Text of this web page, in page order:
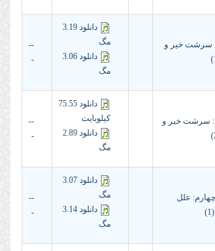
خیر و
دانلود 3.19
مگ
دانلود 3.06
مگ
--
-
سرشت خیر و
دانلود 75.55
کیلوبایت
دانلود 2.89
مگ
--
-
علل
دانلود 3.07
مگ
دانلود 3.14
مگ
--
-